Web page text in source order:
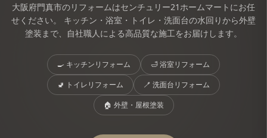
大阪府門真市のリフォームはセンチュリー21ホームマートにお任
せください。 キッチン・浴室・トイレ・洗面台の水回りから外壁
塗装まで、自社職人による高品質な施工をお届けします。
🍳 キッチンリフォーム 🛁浴室リフォーム
🚽 トイレリフォーム 🪥 洗面台リフォーム
🏠 外壁・屋根塗装